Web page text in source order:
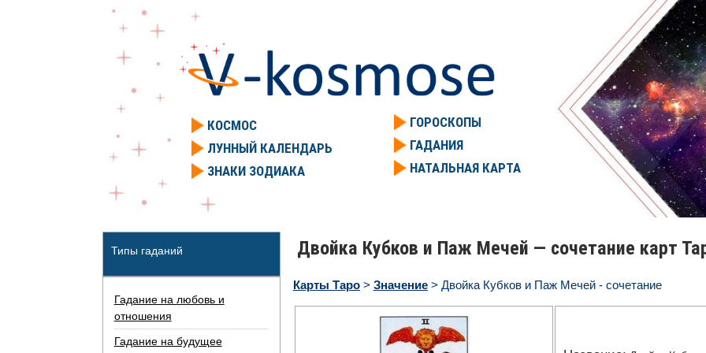
КОСМОС
ЛУННЫЙ КАЛЕНДАРЬ
ЗНАКИ ЗОДИАКА
ГОРОСКОПЫ
ГАДАНИЯ
НАТАЛЬНАЯ КАРТА
Двойка Кубков и Паж Мечей — сочетание карт
Карты Таро> Значение> Двойка Кубков и Паж Мечей - сочетание
Типы гаданий
Гадание на любовь и
отношения
Гадание на будущее